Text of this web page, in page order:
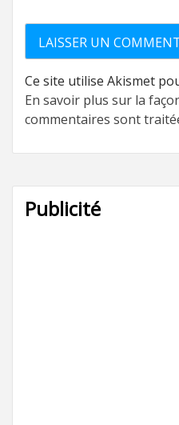
Ce site utilise Akismet
En savoir plus sur la
commentaires sont
Publicité